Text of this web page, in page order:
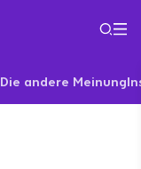
Die andere Meinung